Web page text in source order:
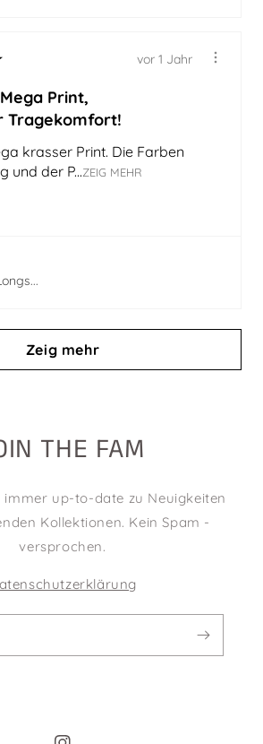
vor 1 Jahr
Print,
Tragekomfort!
krasser Print. Die Farben
und der P...ZEIG MEHR
Zeig mehr
THE FAM
immer up-to-date zu Neuigkeiten
Kollektionen. Kein Spam -
versprochen.